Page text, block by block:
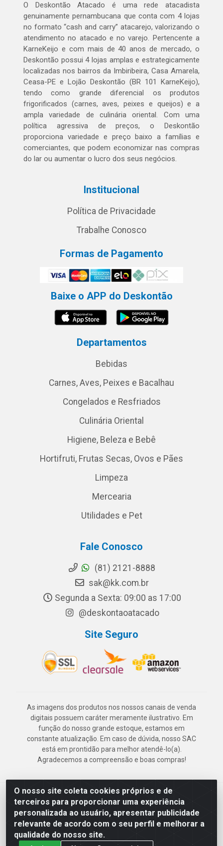
O nosso site coleta cookies próprios e de
terceiros para proporcionar uma experiência
personalizada ao usuário, apresentar publicidade
relevante de acordo com o seu perfil e melhorar a
qualidade do nosso site.
O Deskontão Atacado é uma rede atacadista
genuinamente pernambucana que conta com 4 lojas
no formato “cash and carry” atacarejo, valorizando o
atendimento no atacado e no varejo. Pertencente a
KarneKeijo e com mais de 40 anos de mercado, o
Deskontão possui 4 lojas amplas e estrategicamente
localizadas nos bairros da Imbiribeira, Casa Amarela,
Ceasa-PE e Lojão Deskontão (BR 101 KarneKeijo),
tendo como grande diferencial os produtos
frigorificados (carnes, aves, peixes e queijos) e a
ampla variedade de culinária oriental. Com uma
política agressiva de preços, o Deskontão
proporciona variedade e preço baixo a famílias e
comerciantes, que podem economizar nas compras
do lar ou aumentar o lucro dos seus negócios.
Institucional
Política de Privacidade
Trabalhe Conosco
Formas de Pagamento
Baixe o APP do Deskontão
Departamentos
Bebidas
Carnes, Aves, Peixes e Bacalhau
Congelados e Resfriados
Culinária Oriental
Higiene, Beleza e Bebê
Hortifruti, Frutas Secas, Ovos e Pães
Limpeza
Mercearia
Utilidades e Pet
Fale Conosco
(81) 2121-8888
sak@kk.com.br
Segunda a Sexta: 09:00 as 17:00
@deskontaoatacado
Site Seguro
As imagens dos produtos nos nossos canais de venda
digitais possuem caráter meramente ilustrativo. Em
função do nosso grande estoque, estamos em
constante atualização. Em caso de dúvida, nosso SAC
está em prontidão para melhor atendê-lo(a).
Agradecemos a compreensão e boas compras!
Deskontão Atacado - Av. Marechal Mascarenhas de Morais, 2471 -
Imbiribeira - Recife/PE - CEP 51.150-001 - CNPJ 24.150.377/0003-
57